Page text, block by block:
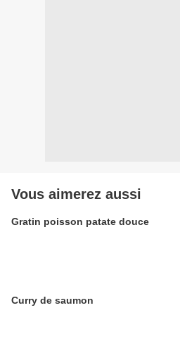
Vous aimerez aussi
Gratin poisson patate douce
Curry de saumon